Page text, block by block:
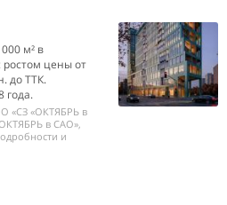
м² в
ростом цены от
до ТТК.
года.
«СЗ «ОКТЯБРЬ в
в САО»,
и